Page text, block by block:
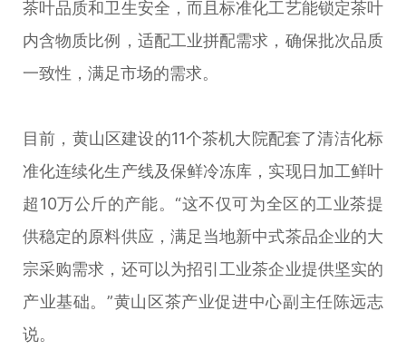
茶叶品质和卫生安全，而且标准化工艺能锁定茶叶
内含物质比例，适配工业拼配需求，确保批次品质
一致性，满足市场的需求。
目前，黄山区建设的11个茶机大院配套了清洁化标
准化连续化生产线及保鲜冷冻库，实现日加工鲜叶
超10万公斤的产能。“这不仅可为全区的工业茶提
供稳定的原料供应，满足当地新中式茶品企业的大
宗采购需求，还可以为招引工业茶企业提供坚实的
产业基础。”黄山区茶产业促进中心副主任陈远志
说。